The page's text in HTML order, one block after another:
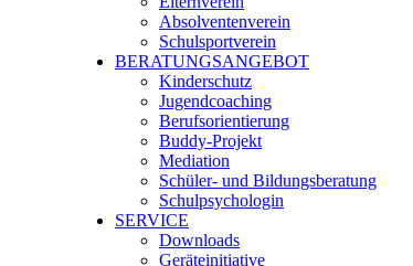
Absolventenverein
Schulsportverein
BERATUNGSANGEBOT
Kinderschutz
Jugendcoaching
Berufsorientierung
Buddy-Projekt
Mediation
Schüler- und Bildungsberatung
Schulpsychologin
SERVICE
Downloads
Geräteinitiative